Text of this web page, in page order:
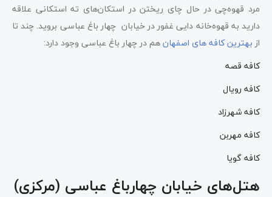
مرد قهوه‌چی در حال چای ریختن در استکان‌های ته استکانی علاقه
دارید به قهوه‌خانه دایی غفور در خیابان چهار باغ عباسی بروید. چند تا
از بهترین کافه های اصفهانهم در چهار باغ عباسی وجود دارد:
کافه قصه
کافه رویال
کافه شهرزاد
کافه مهربن
کافه گویا
هتل‌های خیابان چهارباغ عباسی (مرکزی)